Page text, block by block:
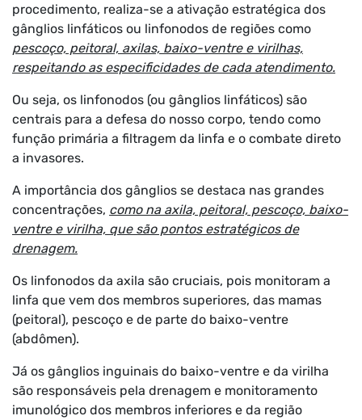
procedimento, realiza-se a ativação estratégica dos
gânglios linfáticos ou linfonodos de regiões como
pescoço, peitoral, axilas, baixo-ventre e virilhas,
respeitando as especificidades de cada atendimento.
Ou seja, os linfonodos (ou gânglios linfáticos) são
centrais para a defesa do nosso corpo, tendo como
função primária a filtragem da linfa e o combate direto
a invasores.
A importância dos gânglios se destaca nas grandes
concentrações, como na axila, peitoral, pescoço, baixo-
ventre e virilha, que são pontos estratégicos de
drenagem.
Os linfonodos da axila são cruciais, pois monitoram a
linfa que vem dos membros superiores, das mamas
(peitoral), pescoço e de parte do baixo-ventre
(abdômen).
Já os gânglios inguinais do baixo-ventre e da virilha
são responsáveis pela drenagem e monitoramento
imunológico dos membros inferiores e da região